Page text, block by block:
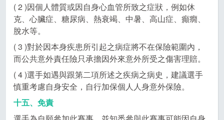
( 2 )因個人體質或因自身心血管所致之症狀，例如休
克、心臟症、糖尿病、熱衰竭、中暑、高山症、癲癇、
脫水等。
( 3 )對於因本身疾患所引起之病症將不在保險範圍內，
而公共意外責任險只承擔因外來意外所受之傷害理賠。
( 4 )選手如遇與跟第二項所述之疾病之病史，建議選手
慎重考慮自身安全，自行加保個人人身意外保險。
十五、免責